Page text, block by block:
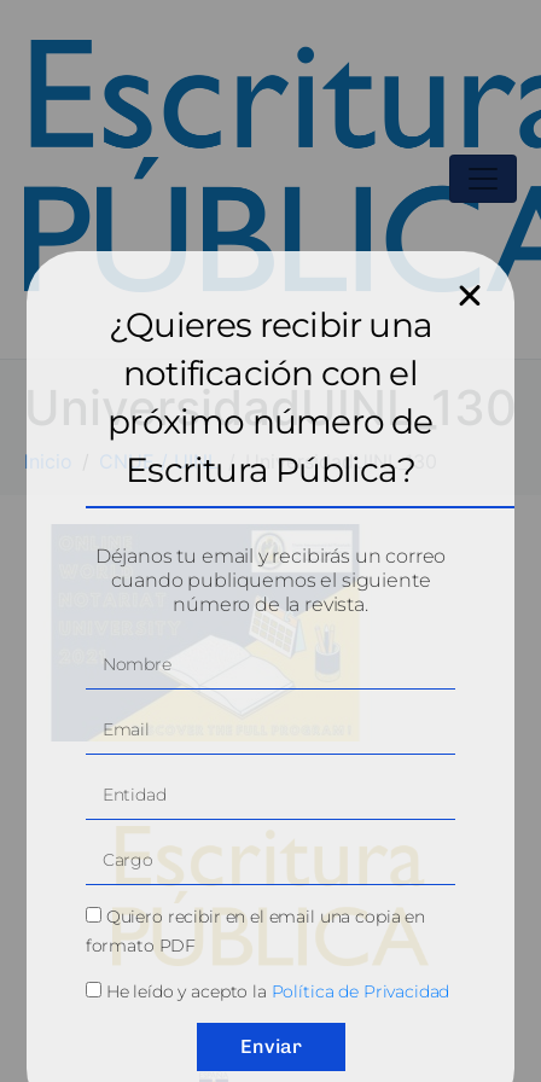
UniversidadUINL_130
Inicio CNUE / UINL UniversidadUINL_130
© 2010, Consejo General del Notariado
¿Quieres recibir una
notificación con el
próximo número de
Escritura Pública?
Déjanos tu email y recibirás un correo
cuando publiquemos el siguiente
número de la revista.
Quiero recibir en el email una copia en
formato PDF
He leído y acepto la Política de Privacidad
Enviar